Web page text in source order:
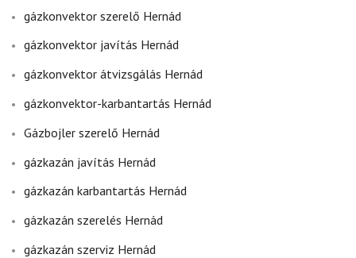
gázkonvektor szerelő Hernád
gázkonvektor javítás Hernád
gázkonvektor átvizsgálás Hernád
gázkonvektor-karbantartás Hernád
Gázbojler szerelő Hernád
gázkazán javítás Hernád
gázkazán karbantartás Hernád
gázkazán szerelés Hernád
gázkazán szerviz Hernád